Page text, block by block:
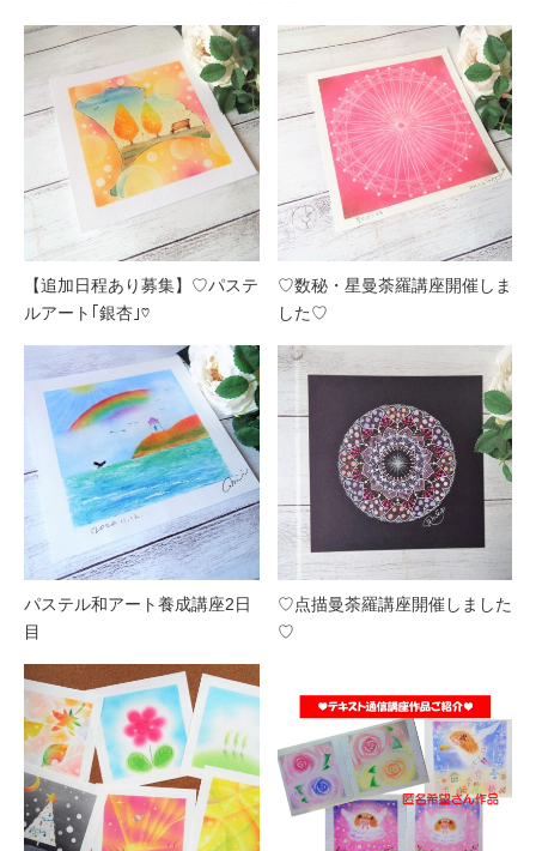
【追加日程あり募集】♡パステ
ルアート｢銀杏｣♡
♡数秘・星曼荼羅講座開催しま
した♡
パステル和アート養成講座2日
目
♡点描曼荼羅講座開催しました
♡